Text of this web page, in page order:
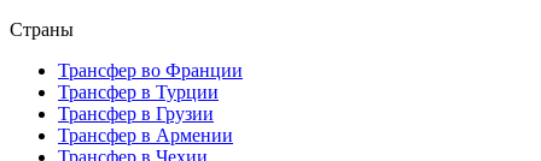
Страны
Трансфер во Франции
Трансфер в Турции
Трансфер в Грузии
Трансфер в Армении
Трансфер в Чехии